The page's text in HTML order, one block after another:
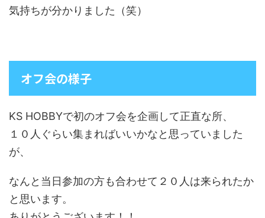
気持ちが分かりました（笑）
オフ会の様子
KS HOBBYで初のオフ会を企画して正直な所、
１０人ぐらい集まればいいかなと思っていました
が、
なんと当日参加の方も合わせて２０人は来られたか
と思います。